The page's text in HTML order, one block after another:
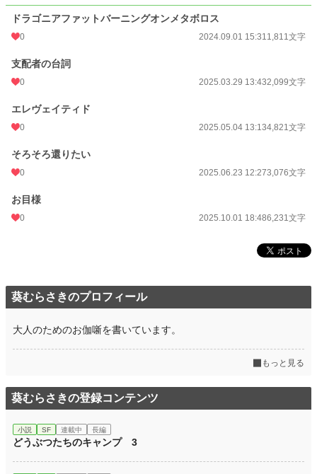
初回公開日時 2024.09.01 15:31
週間ポイント
年間ポイント
累計ポイント 1,379 pt (182,942 位)
ドラゴニアファットバーニングオンメタボロス
0 2024.09.01 15:311,811文字
支配者の台詞
0 2025.03.29 13:432,099文字
エレヴェイティド
0 2025.05.04 13:134,821文字
そろそろ還りたい
0 2025.06.23 12:273,076文字
お目様
0 2025.10.01 18:486,231文字
葵むらさきのプロフィール
大人のためのお伽噺を書いています。
もっと見る
葵むらさきの登録コンテンツ
小説 SF 連載中 長編
どうぶつたちのキャンプ 3